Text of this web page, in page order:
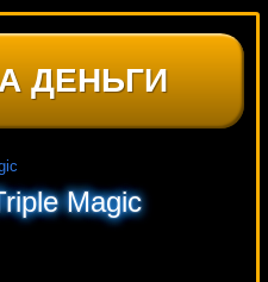
ДЕНЬГИ
Magic